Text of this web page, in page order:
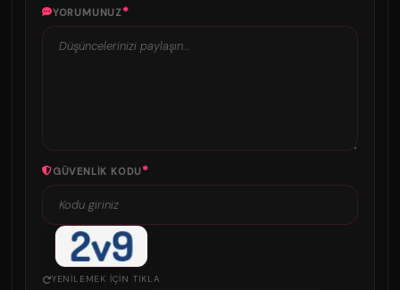
YORUMUNUZ*
GÜVENLIK KODU*
YENILEMEK IÇIN TIKLA